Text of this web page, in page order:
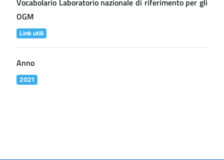
Vocabolario Laboratorio nazionale di riferimento per gli
OGM
Link utili
Anno
2021